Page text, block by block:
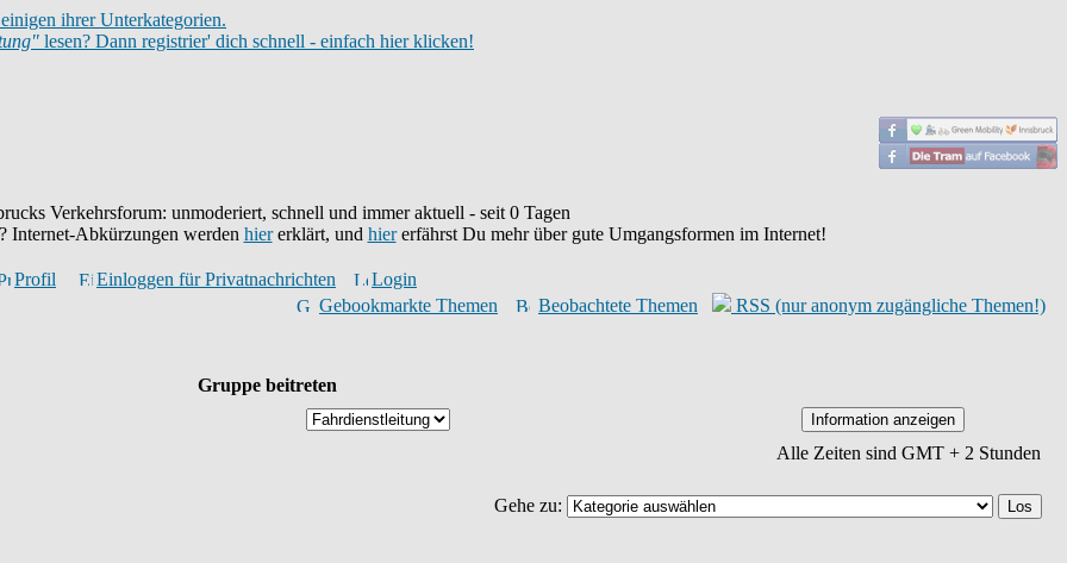
ihrer Unterkategorien.
lesen? Dann registrier' dich schnell - einfach hier klicken!
Verkehrsforum: unmoderiert, schnell und immer aktuell - seit 0 Tagen
Internet-Abkürzungen werden hiererklärt, und hiererfährst Du mehr über gute Umgangsformen im Internet!
Profil Einloggen für Privatnachrichten
Login
Gebookmarkte Themen
Beobachtete Themen RSS (nur anonym zugängliche Themen!)
Gruppe beitreten
Alle Zeiten sind GMT + 2 Stunden
Gehe zu: